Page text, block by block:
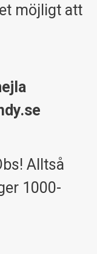
möjligt att
Alltså
1000-